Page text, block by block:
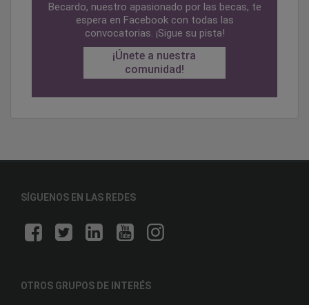
Becardo, nuestro apasionado por las becas, te
espera en Facebook con todas las
convocatorias. ¡Sigue su pista!
¡Únete a nuestra
comunidad!
SÍGUENOS EN LAS REDES
OTROS GRUPOS DE INTERÉS